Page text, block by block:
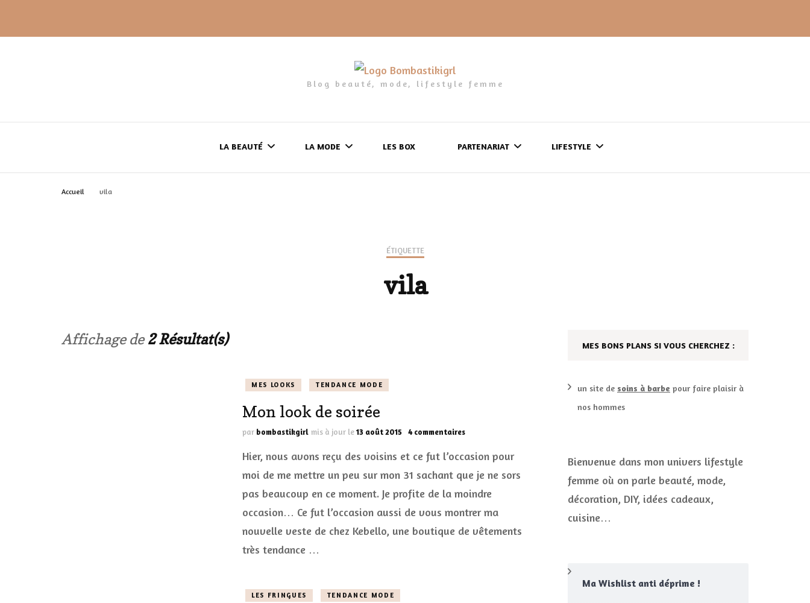
Blog beauté, mode, lifestyle femme
LA BEAUTÉ
LES GELS-DOUCHE
LES DÉOS
MAKE-UP
PRATIQUES
LA MODE LES BOX PARTENARIAT LIFESTYLE
DIY ET CUISINE
LES CALENDRIERS DE
VIE PRATIQUE
JEUX CONCOURS
Accueil vila
ÉTIQUETTE
vila
Affichage de2 Résultat(s)
MES LOOKS TENDANCE MODE
Mon look de soirée
par bombastikgirl mis à jour le13 août 2015 4 commentairessur
look
soirée
Hier, nous avons reçu des voisins et ce fut l’occasion pour
moi de me mettre un peu sur mon 31 sachant que je ne sors
pas beaucoup en ce moment. Je profite de la moindre
occasion… Ce fut l’occasion aussi de vous montrer ma
nouvelle veste de chez Kebello, une boutique de vêtements
très tendance …
LES FRINGUES TENDANCE MODE
MES BONS PLANS SI VOUS CHERCHEZ :
un site de soins à barbe pour faire plaisir à
nos hommes
Bienvenue dans mon univers lifestyle
femme où on parle beauté, mode,
décoration, DIY, idées cadeaux,
cuisine…
Ma Wishlist anti déprime !